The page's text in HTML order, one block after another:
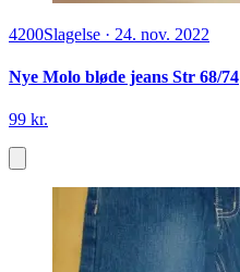
4200Slagelse · 24. nov. 2022
Nye Molo bløde jeans Str 68/74
99 kr.